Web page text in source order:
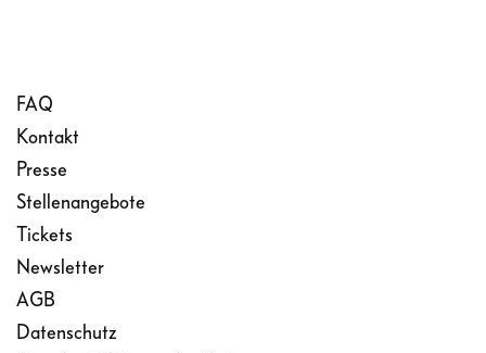
FAQ
Kontakt
Presse
Stellenangebote
Tickets
Newsletter
AGB
Datenschutz